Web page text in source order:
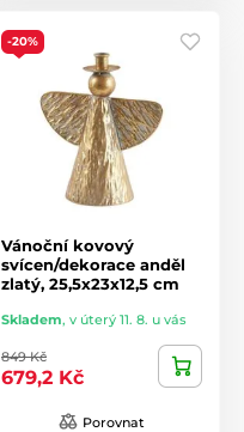
-20%
Vánoční kovový
svícen/dekorace anděl
zlatý, 25,5x23x12,5 cm
Skladem, v úterý 11. 8. u vás
849 Kč
679,2 Kč
Porovnat